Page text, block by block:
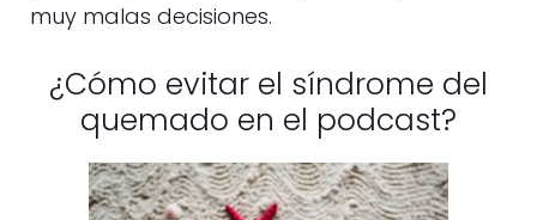
muy malas decisiones.
¿Cómo evitar el síndrome del
quemado en el podcast?